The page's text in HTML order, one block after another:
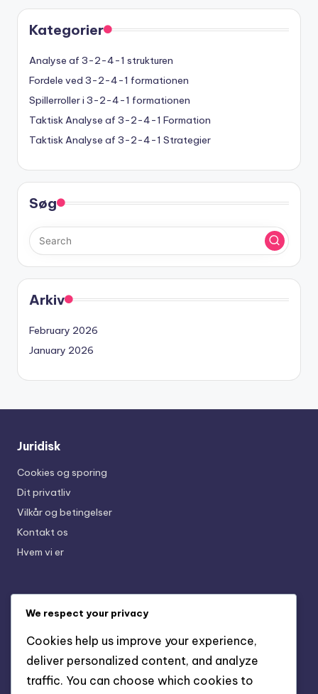
Kategorier
Analyse af 3-2-4-1 strukturen
Fordele ved 3-2-4-1 formationen
Spillerroller i 3-2-4-1 formationen
Taktisk Analyse af 3-2-4-1 Formation
Taktisk Analyse af 3-2-4-1 Strategier
Søg
Arkiv
February 2026
January 2026
Juridisk
Cookies og sporing
Dit privatliv
Vilkår og betingelser
Kontakt os
Hvem vi er
Fremtrædende funktioner, Strategiske fordele
3-2-4-1 Formation Langsigtede Fordele:
Bæredygtighed, Spillerfastholdelse, Taktisk Udvikling
We respect your privacy
Cookies help us improve your experience,
deliver personalized content, and analyze
traffic. You can choose which cookies to